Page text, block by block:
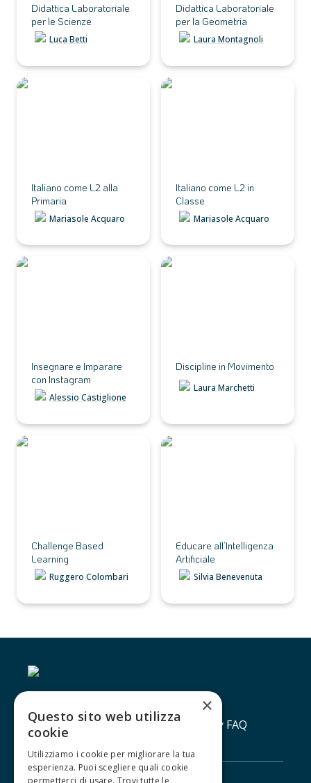
Didattica Laboratoriale
per le Scienze
Luca Betti
Didattica Laboratoriale
per la Geometria
Laura Montagnoli
Italiano come L2 alla
Italiano come L2 alla
Primaria
Mariasole Acquaro
Italiano come L2 in
Italiano come L2 in
Classe
Mariasole Acquaro
Insegnare e Imparare
Insegnare e Imparare
con Instagram
Alessio Castiglione
Discipline in Movimento
Discipline in Movimento
Laura Marchetti
Challenge Based
Challenge Based
Learning
Ruggero Colombari
Educare all’Intelligenza
Educare all’Intelligenza
Artificiale
Silvia Benevenuta
Contatti Lavora con noiPrivacy policy FAQ
×
Questo sito web utilizza
cookie
Utilizziamo i cookie per migliorare la tua
esperienza. Puoi scegliere quali cookie
permetterci di usare. Trovi tutte le